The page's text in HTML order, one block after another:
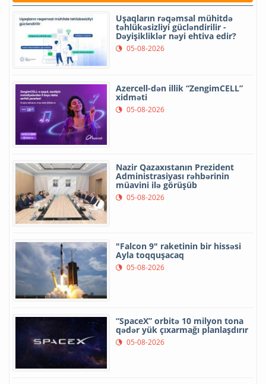
Uşaqların rəqəmsal mühitdə
təhlükəsizliyi gücləndirilir -
Dəyişikliklər nəyi ehtiva edir?
05-08-2026
Azercell-dən illik “ZengimCELL”
xidməti
05-08-2026
Nazir Qazaxıstanın Prezident
Administrasiyası rəhbərinin
müavini ilə görüşüb
05-08-2026
"Falcon 9" raketinin bir hissəsi
Ayla toqquşacaq
05-08-2026
“SpaceX” orbitə 10 milyon tona
qədər yük çıxarmağı planlaşdırır
05-08-2026